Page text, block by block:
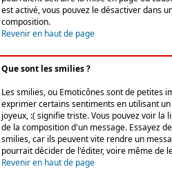
est activé, vous pouvez le désactiver dans
composition.
Revenir en haut de page
Que sont les smilies ?
Les smilies, ou Emoticônes sont de petites
exprimer certains sentiments en utilisant
joyeux, :( signifie triste. Vous pouvez voir la
de la composition d'un message. Essayez
smilies, car ils peuvent vite rendre un
pourrait décider de l'éditer, voire même de
Revenir en haut de page